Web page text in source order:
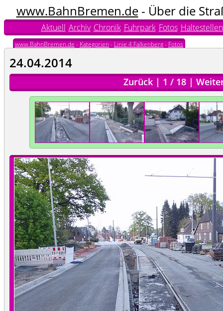
www.BahnBremen.de- Über die
Aktuell Archiv Chronik Fuhrpark Fotos Haltestellen
www.BahnBremen.de - Kategorien - Linie 4 Falkenberg- Fotos
24.04.2014
Zurück | 1 / 18 |